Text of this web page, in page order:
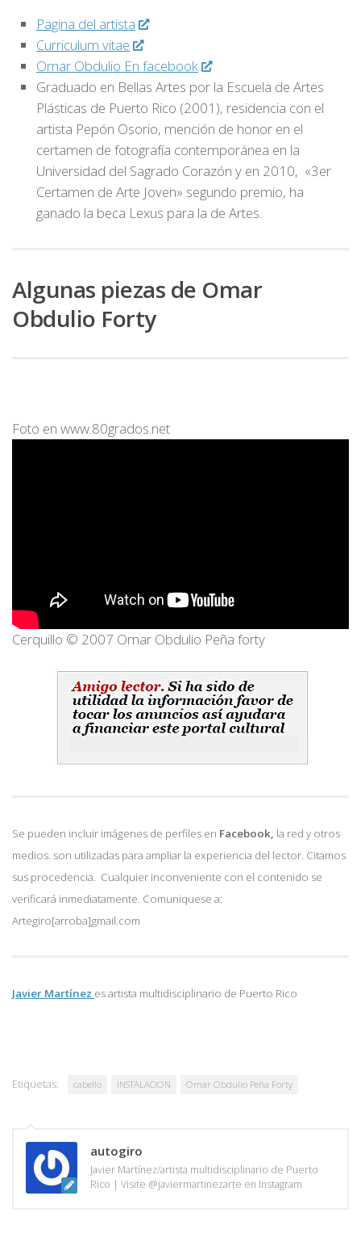
Pagina del artista
Curriculum vitae
Omar Obdulio En facebook
Graduado en Bellas Artes por la Escuela de Artes
Plásticas de Puerto Rico (2001), residencia con el
artista Pepón Osorio, mención de honor en el
certamen de fotografía contemporánea en la
Universidad del Sagrado Corazón y en 2010, «3er
Certamen de Arte Joven» segundo premio, ha
ganado la beca Lexus para la de Artes.
Algunas piezas de Omar
Obdulio Forty
Foto en www.80grados.net
Cerquillo © 2007 Omar Obdulio Peña forty
Se pueden incluir imágenes de perfiles en Facebook, la red y otros
medios. son utilizadas para ampliar la experiencia del lector. Citamos
sus procedencia. Cualquier inconveniente con el contenido se
verificará inmediatamente. Comuniquese a:
Artegiro[arroba]gmail.com
Javier Martínez es artista multidisciplinario de Puerto Rico
Etiquetas: cabello INSTALACION Omar Obdulio Peña Forty
autogiro
Javier Martínez/artista multidisciplinario de Puerto
Rico | Visite @javiermartinezarte en Instagram